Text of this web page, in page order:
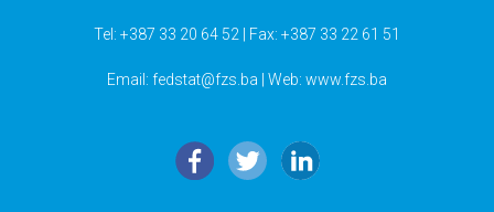
Tel: +387 33 20 64 52 | Fax: +387 33 22 61 51
Email: fedstat@fzs.ba | Web: www.fzs.ba